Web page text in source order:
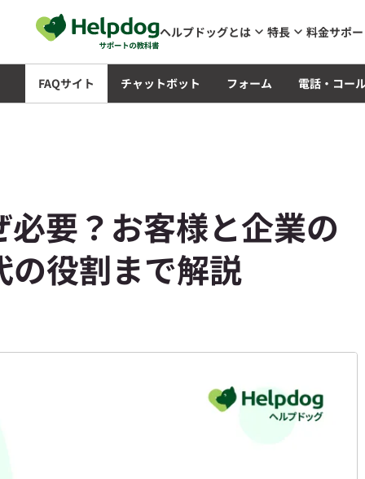
メインコンテンツへスキップ
ヘルプドッグとは 特長 料金サポ
FAQサイト チャットボット フォーム 電話・コー
要？お客様と企業の
役割まで解説